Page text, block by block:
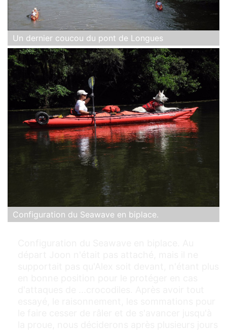
Un dernier coucou du pont de Longues
Configuration du Seawave en biplace.